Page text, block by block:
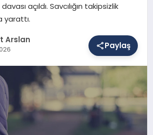
açıldı. Savcılığın takipsizlik
yarattı.
Arslan
Paylaş